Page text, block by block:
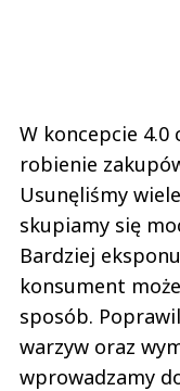
W koncepcie 4.0
robienie
Usunęliśmy
skupiamy się
Bardziej
konsument
sposób.
warzyw oraz
wprowadzamy